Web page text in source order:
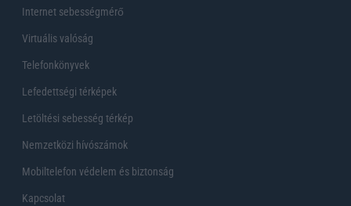
Internet sebességmérő
Virtuális valóság
Telefonkönyvek
Lefedettségi térképek
Letöltési sebesség térkép
Nemzetközi hívószámok
Mobiltelefon védelem és biztonság
Kapcsolat